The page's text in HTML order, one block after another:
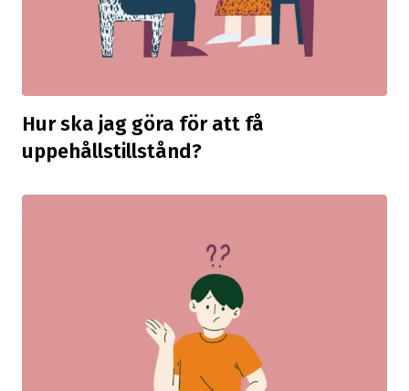
Hur ska jag göra för att få
uppehållstillstånd?